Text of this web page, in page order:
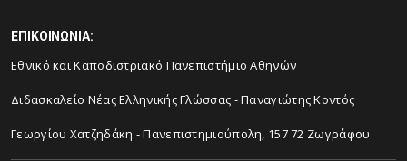
ΕΠΙΚΟΙΝΩΝΙΑ:
Εθνικό και Καποδιστριακό Πανεπιστήμιο Αθηνών
Διδασκαλείο Νέας Ελληνικής Γλώσσας - Παναγιώτης Κοντός
Γεωργίου Χατζηδάκη - Πανεπιστημιούπολη, 157 72 Ζωγράφου